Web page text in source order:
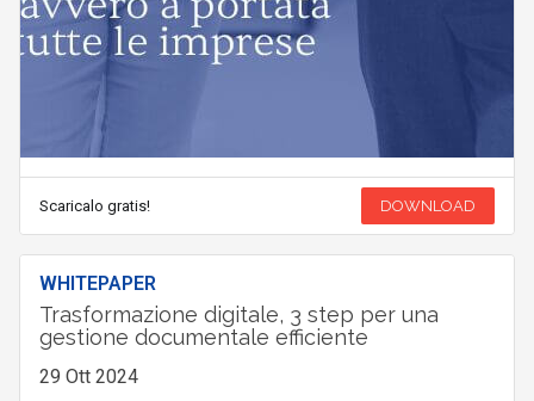
Scaricalo gratis! DOWNLOAD
WHITEPAPER
Trasformazione digitale, 3 step per una
gestione documentale efficiente
29 Ott 2024